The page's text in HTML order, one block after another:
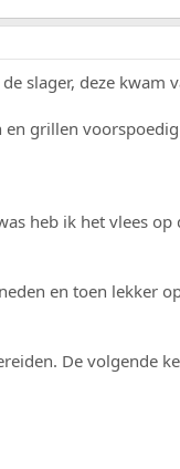
slager, deze kwam
grillen
heb ik het vlees op
en toen lekker
De volgende